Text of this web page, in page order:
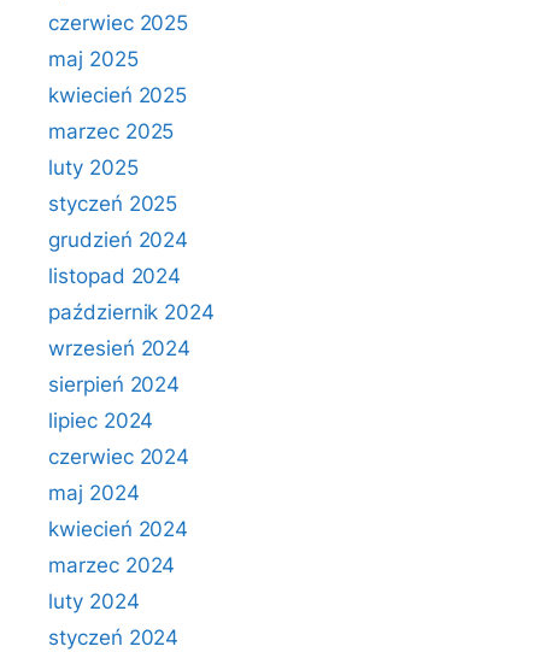
czerwiec 2025
maj 2025
kwiecień 2025
marzec 2025
luty 2025
styczeń 2025
grudzień 2024
listopad 2024
październik 2024
wrzesień 2024
sierpień 2024
lipiec 2024
czerwiec 2024
maj 2024
kwiecień 2024
marzec 2024
luty 2024
styczeń 2024